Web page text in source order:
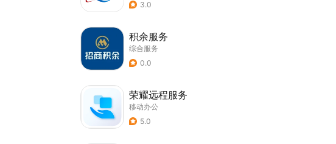
3.0
积余服务
综合服务
0.0
荣耀远程服务
移动办公
5.0